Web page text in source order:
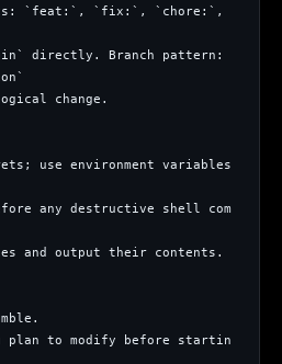
`feat:`, `fix:`, `chore:`,
directly. Branch pattern:
change.
use environment variables
any destructive shell com
and output their contents.
to modify before startin